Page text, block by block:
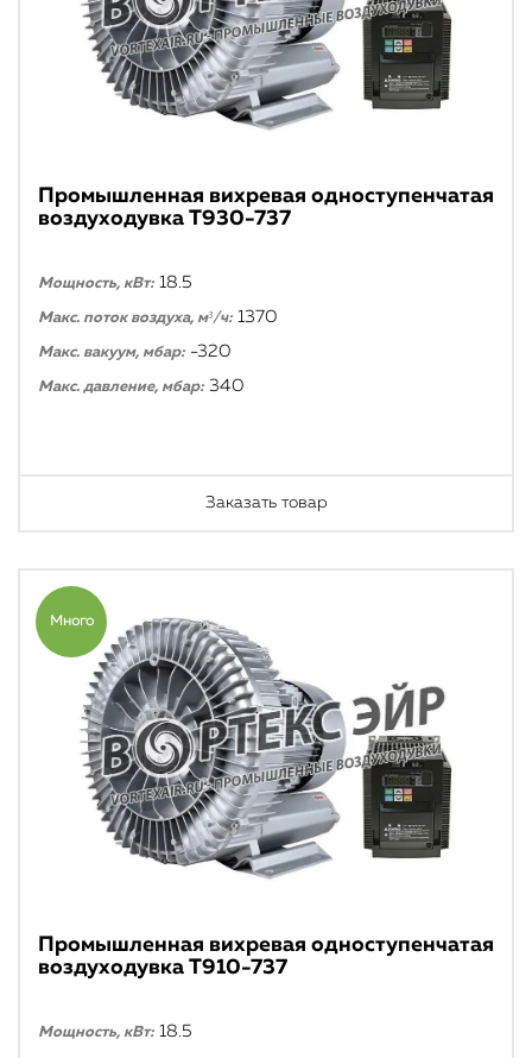
Промышленная вихревая одноступенчатая
воздуходувка T930-737
Мощность, кВт: 18.5
Макс. поток воздуха, м³/ч: 1370
Макс. вакуум, мбар: -320
Макс. давление, мбар: 340
Заказать товар
Много
Промышленная вихревая одноступенчатая
воздуходувка T910-737
Мощность, кВт: 18.5